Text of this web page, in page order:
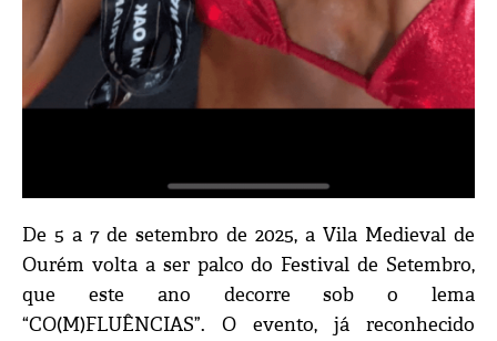
De 5 a 7 de setembro de 2025, a Vila Medieval de
Ourém volta a ser palco do Festival de Setembro,
que este ano decorre sob o lema
“CO(M)FLUÊNCIAS”. O evento, já reconhecido